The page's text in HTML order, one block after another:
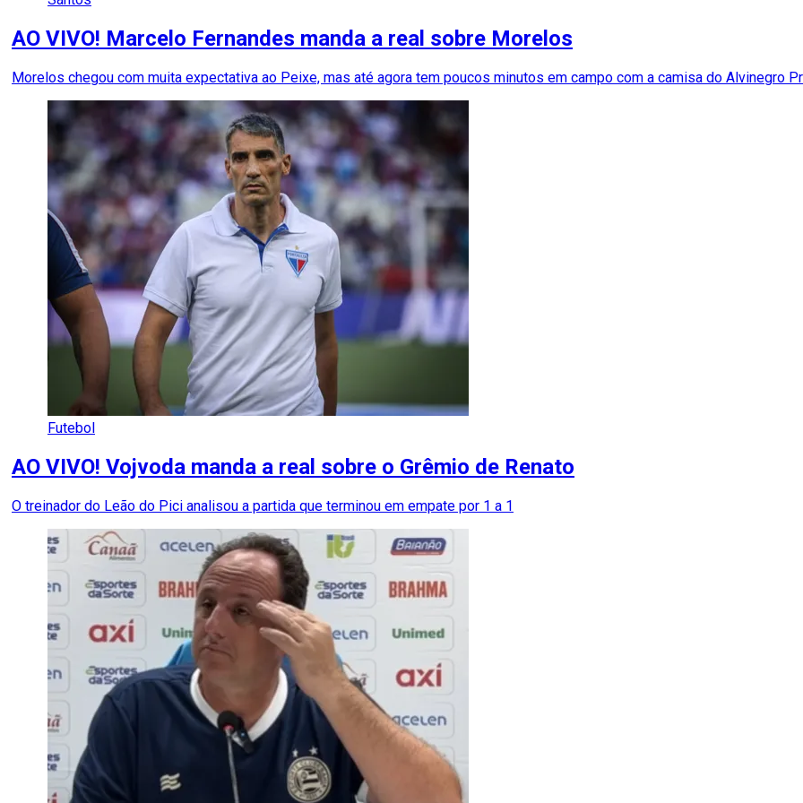
AO VIVO! Marcelo Fernandes manda a real sobre Morelos
Morelos chegou com muita expectativa ao Peixe, mas até agora tem poucos minutos em campo com a camisa do Alvinegro
Futebol
AO VIVO! Vojvoda manda a real sobre o Grêmio de Renato
O treinador do Leão do Pici analisou a partida que terminou em empate por 1 a 1